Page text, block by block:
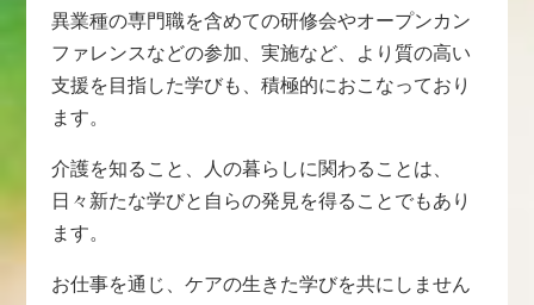
異業種の専門職を含めての研修会やオープンカン
ファレンスなどの参加、実施など、より質の高い
支援を目指した学びも、積極的におこなっており
ます。
介護を知ること、人の暮らしに関わることは、
日々新たな学びと自らの発見を得ることでもあり
ます。
お仕事を通じ、ケアの生きた学びを共にしません